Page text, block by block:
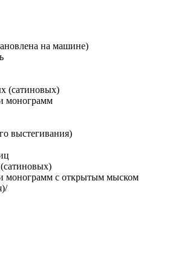
на машине)
(сатиновых)
монограмм
выстегивания)
монограмм с открытым мыском